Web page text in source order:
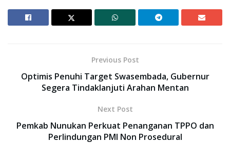
Previous Post
Optimis Penuhi Target Swasembada, Gubernur
Segera Tindaklanjuti Arahan Mentan
Next Post
Pemkab Nunukan Perkuat Penanganan TPPO dan
Perlindungan PMI Non Prosedural